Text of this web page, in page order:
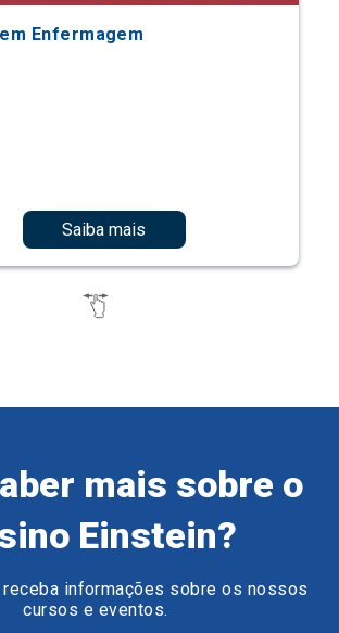
Enfermagem
Saiba mais
mais sobre o
Einstein?
informações sobre os nossos
cursos e eventos.